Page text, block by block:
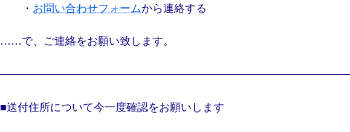
・ お問い合わせフォームから連絡する
……で、ご連絡をお願い致します。
■送付住所について今一度確認をお願いします